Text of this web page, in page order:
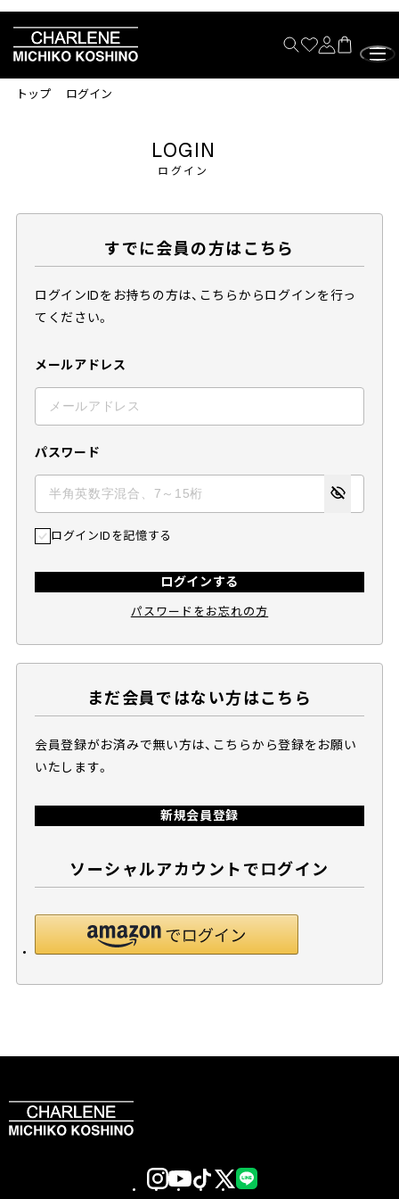
トップ ログイン
ログイン
LOGIN
すでに会員の方はこちら
ログインIDをお持ちの方は、こちらからログインを行っ
てください。
メールアドレス
パスワード
ログインIDを記憶する
ログインする
パスワードをお忘れの方
まだ会員ではない方はこちら
会員登録がお済みで無い方は、こちらから登録をお願い
いたします。
新規会員登録
ソーシャルアカウントでログイン